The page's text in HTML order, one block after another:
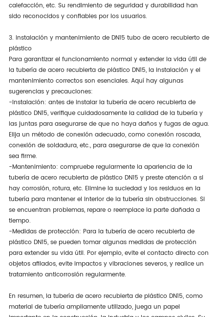
calefacción, etc. Su rendimiento de seguridad y durabilidad han
sido reconocidos y confiables por los usuarios.
3. instalación y mantenimiento de DN15 tubo de acero recubierto de
plástico
Para garantizar el funcionamiento normal y extender la vida útil de
la tubería de acero recubierta de plástico DN15, la instalación y el
mantenimiento correctos son esenciales. Aquí hay algunas
sugerencias y precauciones:
-Instalación: antes de instalar la tubería de acero recubierta de
plástico DN15, verifique cuidadosamente la calidad de la tubería y
las juntas para asegurarse de que no haya daños y fugas de agua.
Elija un método de conexión adecuado, como conexión roscada,
conexión de soldadura, etc., para asegurarse de que la conexión
sea firme.
-Mantenimiento: compruebe regularmente la apariencia de la
tubería de acero recubierta de plástico DN15 y preste atención a si
hay corrosión, rotura, etc. Elimine la suciedad y los residuos en la
tubería para mantener el interior de la tubería sin obstrucciones. Si
se encuentran problemas, repare o reemplace la parte dañada a
tiempo.
-Medidas de protección: Para la tubería de acero recubierta de
plástico DN15, se pueden tomar algunas medidas de protección
para extender su vida útil. Por ejemplo, evite el contacto directo con
objetos afilados, evite impactos y vibraciones severos, y realice un
tratamiento anticorrosión regularmente.
En resumen, la tubería de acero recubierta de plástico DN15, como
material de tubería ampliamente utilizado, juega un papel